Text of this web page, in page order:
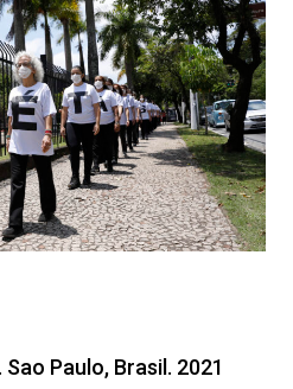
Sao Paulo, Brasil. 2021